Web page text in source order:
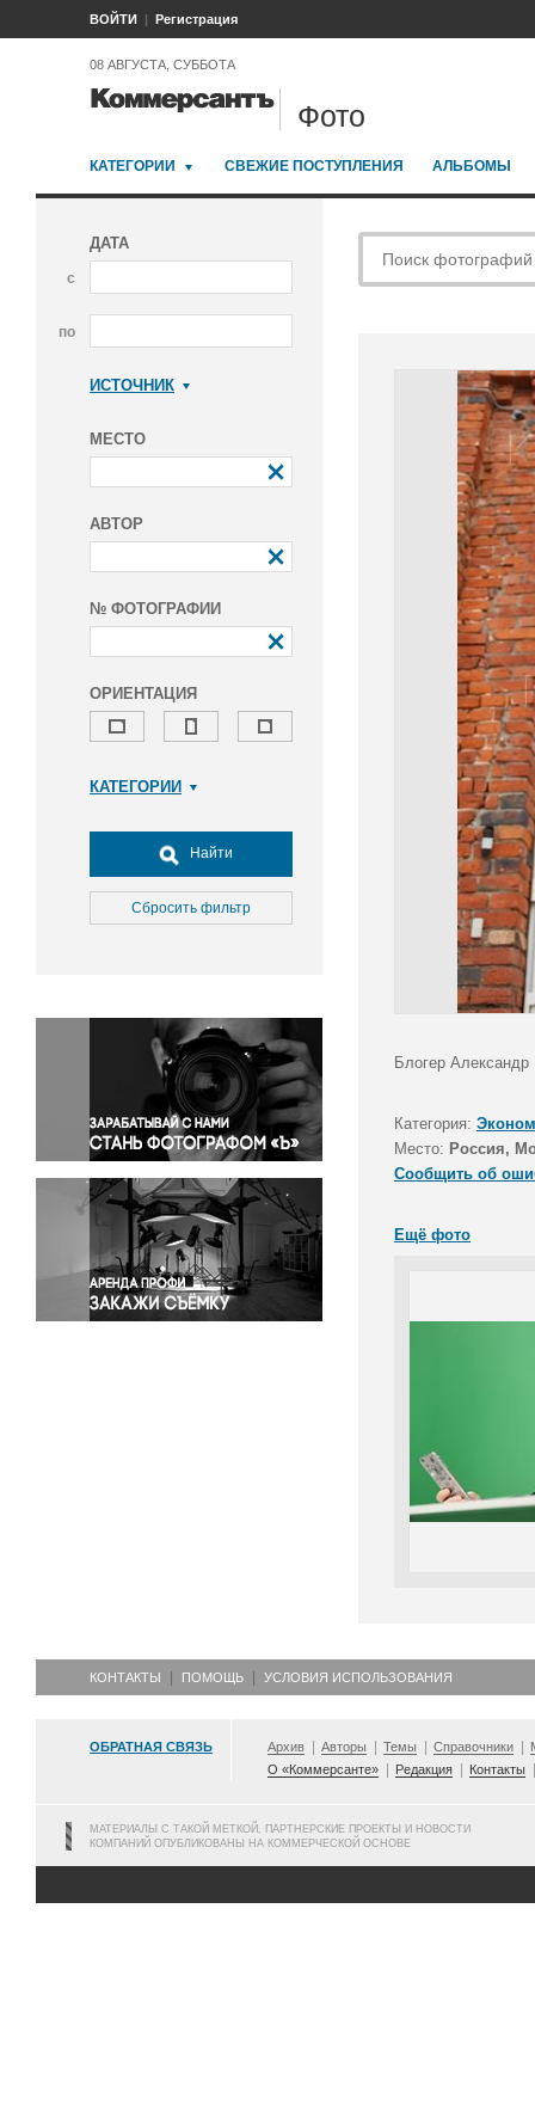
ВОЙТИ Регистрация
08 АВГУСТА, СУББОТА
Фото
КАТЕГОРИИ СВЕЖИЕ ПОСТУПЛЕНИЯ АЛЬБОМЫ
ДАТА
с
по
ИСТОЧНИК
МЕСТО
АВТОР
№ ФОТОГРАФИИ
ОРИЕНТАЦИЯ
КАТЕГОРИИ
Досуг, туризм и отдых
Культура
Медицина
Окружающая среда
Политика
Правосудие
Происшествия и конфликты
Религия
Светская жизнь
Спорт
Экология
Экономика и бизнес
Найти
Сбросить фильтр
Блогер
Категория:
Место: Россия,
Сообщить об
Ещё фото
КОНТАКТЫ ПОМОЩЬ УСЛОВИЯ ИСПОЛЬЗОВАНИЯ
ОБРАТНАЯ СВЯЗЬ Архив Авторы Темы Справочники
О «Коммерсанте»
Редакция Контакты
МАТЕРИАЛЫ С ТАКОЙ МЕТКОЙ, ПАРТНЕРСКИЕ ПРОЕКТЫ И НОВОСТИ
КОМПАНИЙ ОПУБЛИКОВАНЫ НА КОММЕРЧЕСКОЙ ОСНОВЕ